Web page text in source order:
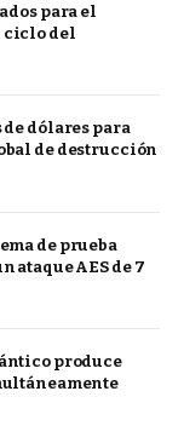
para el
ciclo del
dólares para
de destrucción
de prueba
ataque AES de 7
produce